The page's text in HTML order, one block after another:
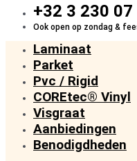
+32 3 230 07
Ook open op zondag &
Laminaat
Parket
Pvc / Rigid
COREtec® Vinyl
Visgraat
Aanbiedingen
Benodigdheden